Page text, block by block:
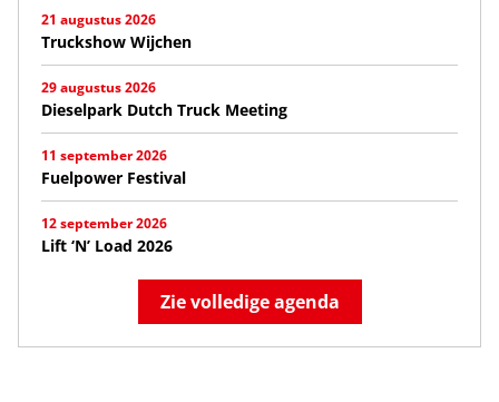
21 augustus 2026
Truckshow Wijchen
29 augustus 2026
Dieselpark Dutch Truck Meeting
11 september 2026
Fuelpower Festival
12 september 2026
Lift ‘N’ Load 2026
Zie volledige agenda